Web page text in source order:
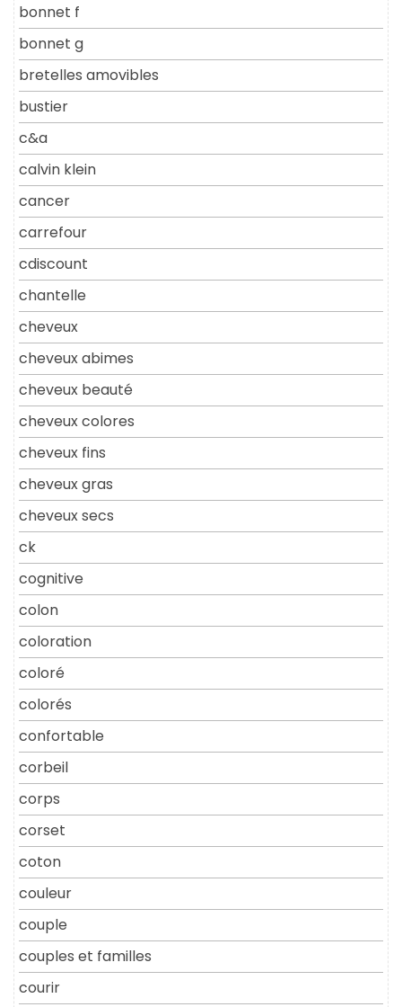
bonnet f
bonnet g
bretelles amovibles
bustier
c&a
calvin klein
cancer
carrefour
cdiscount
chantelle
cheveux
cheveux abimes
cheveux beauté
cheveux colores
cheveux fins
cheveux gras
cheveux secs
ck
cognitive
colon
coloration
coloré
colorés
confortable
corbeil
corps
corset
coton
couleur
couple
couples et familles
courir